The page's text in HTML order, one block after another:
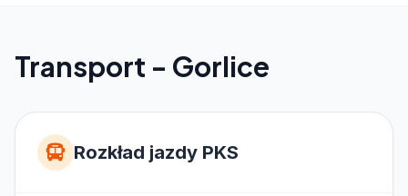
Transport - Gorlice
Rozkład jazdy PKS